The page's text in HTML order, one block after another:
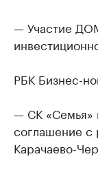
— Участие
РБК Бизнес-
— СК «Семья»
соглашение с
Карачаево-